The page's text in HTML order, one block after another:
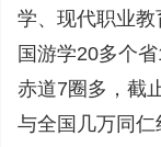
学、现代职业
国游学20多个
赤道7圈多，截
与全国几万同